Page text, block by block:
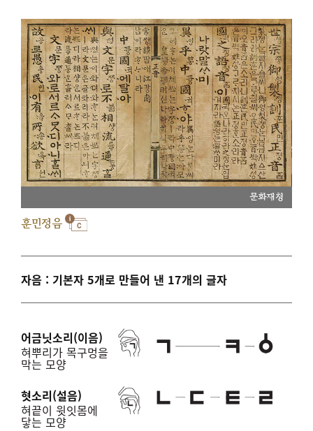
문화재청
훈민정음
자음 : 기본자 5개로 만들어 낸 17개의 글자
어금닛소리(이음)
혀뿌리가 목구멍을
막는 모양
혓소리(설음)
혀끝이 윗잇몸에
닿는 모양